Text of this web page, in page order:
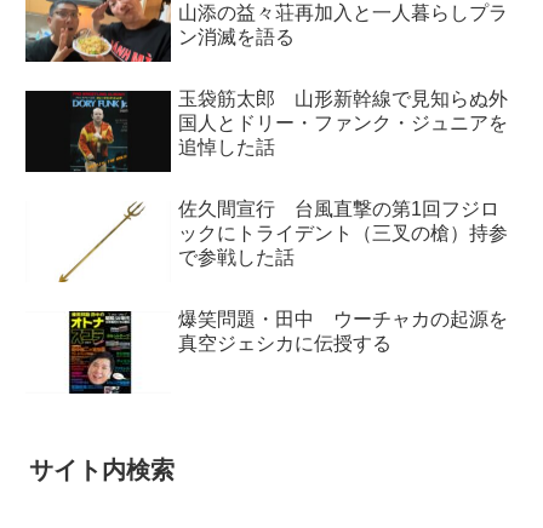
山添の益々荘再加入と一人暮らしプラ
ン消滅を語る
玉袋筋太郎 山形新幹線で見知らぬ外
国人とドリー・ファンク・ジュニアを
追悼した話
佐久間宣行 台風直撃の第1回フジロ
ックにトライデント（三叉の槍）持参
で参戦した話
爆笑問題・田中 ウーチャカの起源を
真空ジェシカに伝授する
サイト内検索